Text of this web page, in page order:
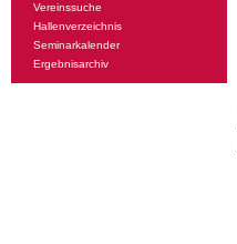
Vereinssuche
Hallenverzeichnis
Seminarkalender
Ergebnisarchiv